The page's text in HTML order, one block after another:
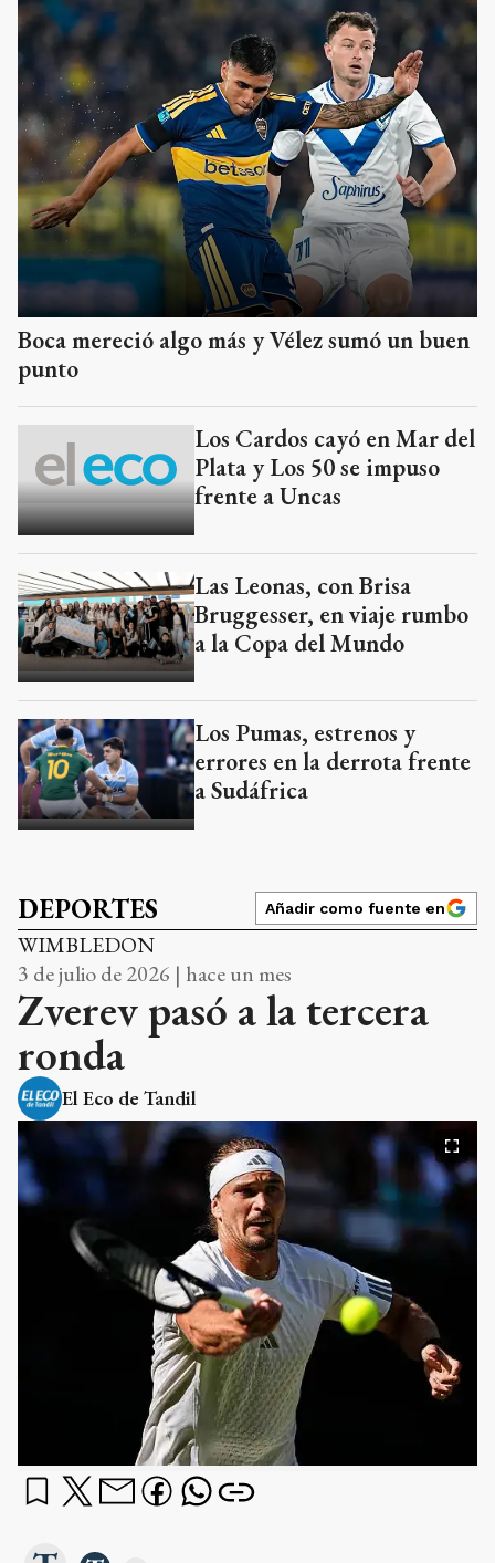
Boca mereció algo más y Vélez sumó un buen
punto
Los Cardos cayó en Mar del
Plata y Los 50 se impuso
frente a Uncas
Las Leonas, con Brisa
Bruggesser, en viaje rumbo
a la Copa del Mundo
Los Pumas, estrenos y
errores en la derrota frente
a Sudáfrica
DEPORTES Añadir como fuente en
WIMBLEDON
3 de julio de 2026 | hace un mes
Zverev pasó a la tercera
ronda
El Eco de Tandil